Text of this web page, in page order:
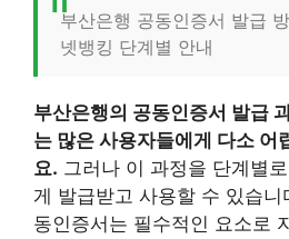
부산은행 공동인증서 발급
넷뱅킹 단계별 안내
부산은행의 공동인증서 발급
는 많은 사용자들에게 다소 어
요. 그러나 이 과정을 단계별
게 발급받고 사용할 수 있습
동인증서는 필수적인 요소로